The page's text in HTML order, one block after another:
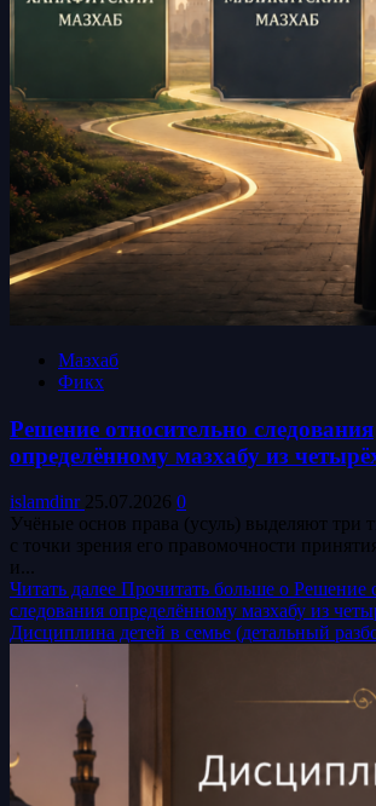
Мазхаб
Фикх
Решение относительно следования
определённому мазхабу из
islamdinr 25.07.2026 0
Учёные основ права (усуль) выделяют три
с точки зрения его правомочности
и...
Читать далее Прочитать больше о Решение
следования определённому мазхабу из
Дисциплина детей в семье (детальный